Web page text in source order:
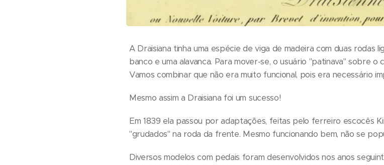
A Draisiana tinha uma espécie de viga de madeira com duas rodas
banco e uma alavanca. Para mover-se, o usuário "patinava" sobre
Vamos combinar que não era muito funcional, pois era necessário
Mesmo assim a Draisiana foi um sucesso!
Em 1839 ela passou por adaptações, feitas pelo ferreiro escocês
"grudados" na roda da frente. Mesmo funcionando bem, não se
Diversos modelos com pedais foram desenvolvidos nos anos